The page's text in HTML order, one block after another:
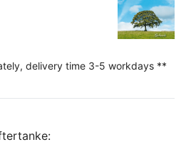
delivery time 3-5 workdays **